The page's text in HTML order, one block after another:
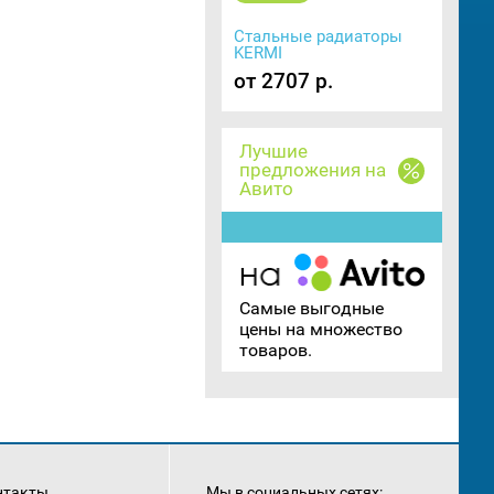
Стальные радиаторы
KERMI
от 2707 р.
Лучшие
предложения на
Авито
Самые выгодные
цены на множество
товаров.